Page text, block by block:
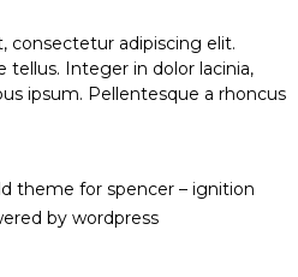
consectetur adipiscing elit.
tellus. Integer in dolor lacinia,
ipsum. Pellentesque a rhoncus
theme for spencer – ignition
by wordpress